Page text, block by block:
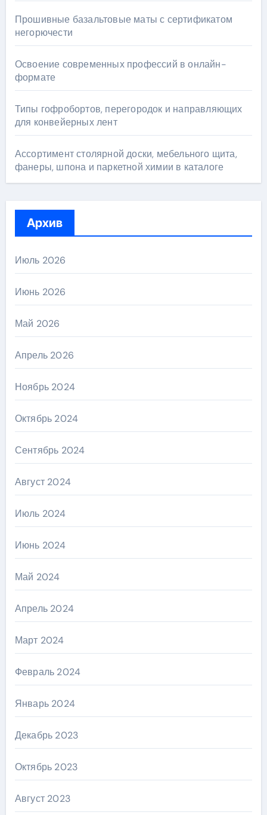
Прошивные базальтовые маты с сертификатом
негорючести
Освоение современных профессий в онлайн-
формате
Типы гофробортов, перегородок и направляющих
для конвейерных лент
Ассортимент столярной доски, мебельного щита,
фанеры, шпона и паркетной химии в каталоге
Архив
Июль 2026
Июнь 2026
Май 2026
Апрель 2026
Ноябрь 2024
Октябрь 2024
Сентябрь 2024
Август 2024
Июль 2024
Июнь 2024
Май 2024
Апрель 2024
Март 2024
Февраль 2024
Январь 2024
Декабрь 2023
Октябрь 2023
Август 2023